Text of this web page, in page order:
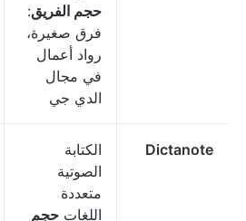
حجم الفريق:
فرق صغيرة،
رواد أعمال
في مجال
الدي جي
Dictanote
الكتابة
الصوتية
متعددة
اللغات حجم